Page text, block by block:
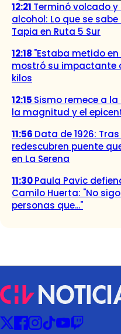
12:21 Terminó volcado
alcohol: Lo que se
Tapia en Ruta 5 Sur
12:18 "Estaba metido
mostró su impactante
kilos
12:15 Sismo remece a
la magnitud y el
11:56 Data de 1926:
redescubren puente
en La Serena
11:30Paula Pavic
Camilo Huerta: "No
personas que..."